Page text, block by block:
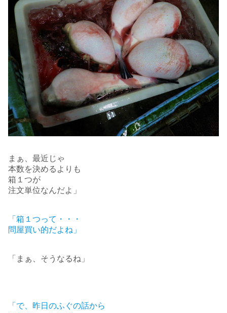
まぁ、最近じゃ
本数を決めるよりも
箱１つが
注文単位なんだよ」
「箱１つって・・・
問屋買い的だよね」
「まぁ、そうなるね」
「で、昨日のふぐの話から